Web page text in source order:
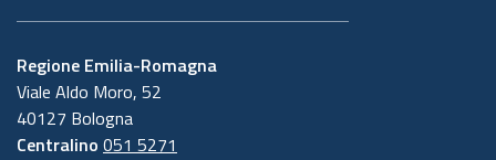
Regione Emilia-Romagna
Viale Aldo Moro, 52
40127 Bologna
Centralino 051 5271